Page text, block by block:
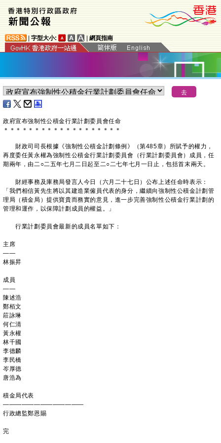
字型大小: 網頁指南
政府宣布強制性公積金行業計劃委員會任命
＊ ＊ ＊ ＊ ＊ ＊ ＊ ＊ ＊ ＊ ＊ ＊ ＊ ＊ ＊ ＊ ＊ ＊ ＊
財政司司長根據《強制性公積金計劃條例》（第485章）所賦予的權力，
再度委任黃永權為強制性公積金行業計劃委員會（行業計劃委員會）成員，任
期兩年，由二○二五年七月二日起至二○二七年七月一日止，包括首末兩天。
財經事務及庫務局發言人今日（六月二十七日）公布上述任命時表示：
「我們相信黃先生將以其建造業僱員代表的身分，繼續向強制性公積金計劃管
理局（積金局）提供寶貴而務實的意見，進一步完善強制性公積金行業計劃的
管理和運作，以保障計劃成員的權益。」
行業計劃委員會最新的成員名單如下：
主席
——
林振昇
成員
——
陳述浩
鄭栢文
莊詠琳
何仁清
黃永權
林千國
李德麟
李民橋
岑厚德
唐浩為
積金局代表
—————————————
行政總監鄭恩賜
完